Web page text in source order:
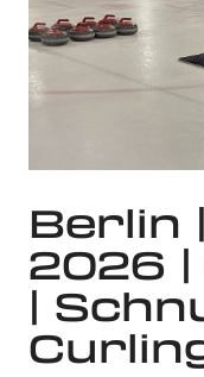
Berlin
2026 |
|